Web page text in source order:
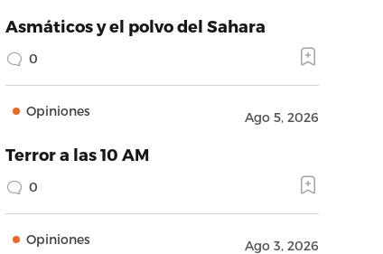
Asmáticos y el polvo del Sahara
0
Opiniones Ago 5, 2026
Terror a las 10 AM
0
Opiniones Ago 3, 2026